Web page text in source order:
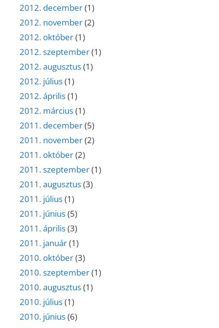
2012. december(1)
2012. november(2)
2012. október(1)
2012. szeptember(1)
2012. augusztus(1)
2012. július(1)
2012. április(1)
2012. március(1)
2011. december(5)
2011. november(2)
2011. október(2)
2011. szeptember(1)
2011. augusztus(3)
2011. július(1)
2011. június(5)
2011. április(3)
2011. január(1)
2010. október(3)
2010. szeptember(1)
2010. augusztus(1)
2010. július(1)
2010. június(6)